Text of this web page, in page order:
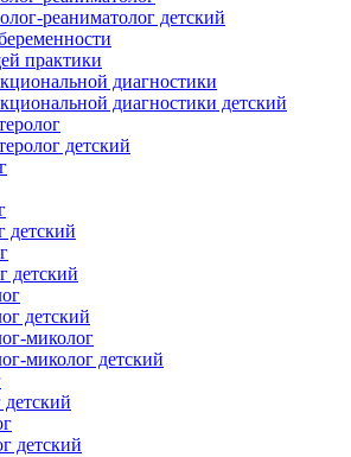
реаниматолог детский
практики
диагностики
диагностики детский
детский
детский
детский
детский
миколог
миколог детский
детский
детский